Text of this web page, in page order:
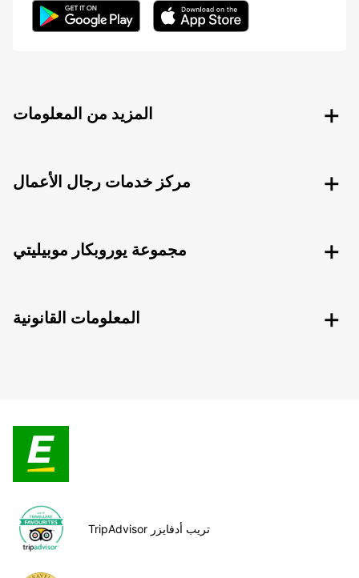
المزيد من المعلومات
مركز خدمات رجال الأعمال
مجموعة يوروبكار موبيليتي
المعلومات القانونية
TripAdvisor تريب أدفايزر